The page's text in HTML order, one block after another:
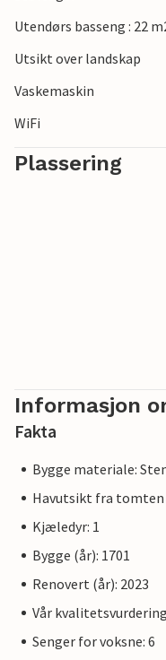
Utendørs basseng : 22
Utsikt over landskap
Vaskemaskin
WiFi
Plassering
Informasjon
Fakta
Bygge materiale:
Havutsikt fra tomten
Kjæledyr: 1
Bygge (år): 1701
Renovert (år): 2023
Vår
Senger for voksne: 6